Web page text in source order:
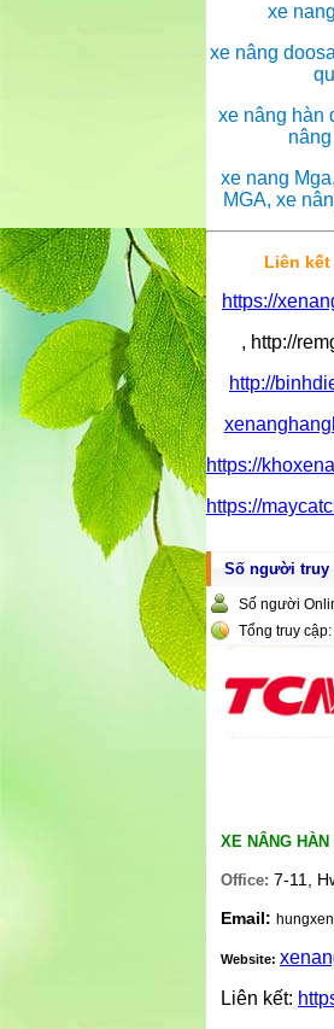
xe
xe nâng
xe nâng hàn
xe nang
MGA, xe
Liên
https://
, http://
http://
https://
https://
Số người truy
Số người
Tổng truy cập:
XE NÂNG HÀN
Office: 7-11,
Email:
Website:
Liên kết: